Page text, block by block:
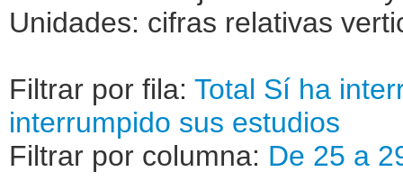
Unidades: cifras relativas
Filtrar por fila: Total Sí ha
interrumpido sus estudios
Filtrar por columna: De 25 a